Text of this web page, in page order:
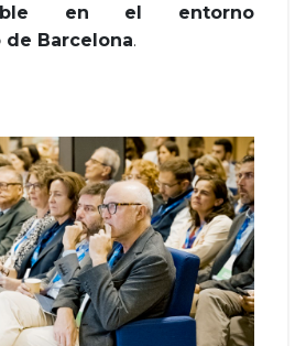
en el entorno
Barcelona.